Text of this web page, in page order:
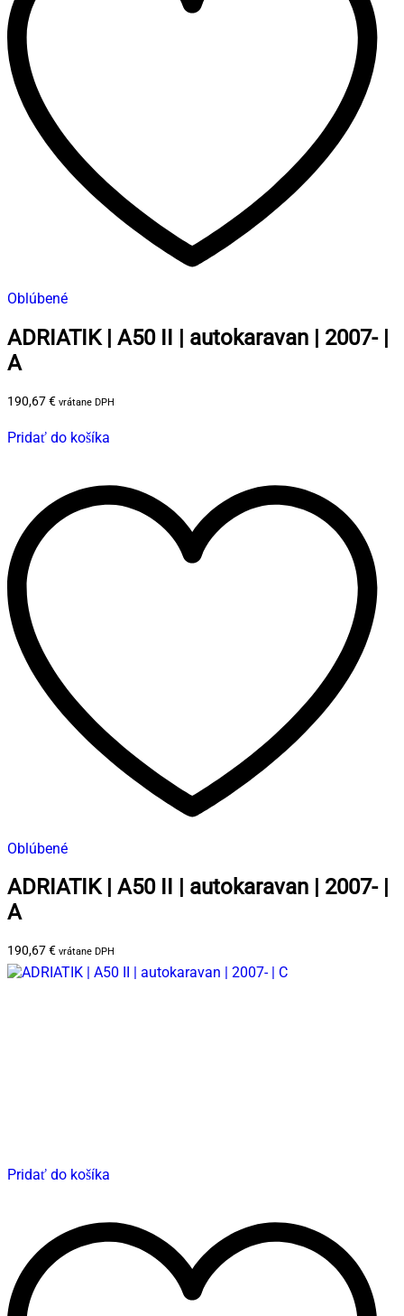
Oblúbené
ADRIATIK | A50 II | autokaravan | 2007- |
A
190,67€ vrátane DPH
Pridať do košíka
Oblúbené
ADRIATIK | A50 II | autokaravan | 2007- |
A
190,67€ vrátane DPH
Pridať do košíka